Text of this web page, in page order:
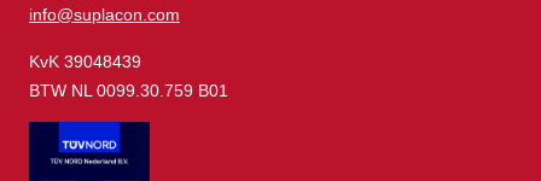
info@suplacon.com
KvK 39048439
BTW NL 0099.30.759 B01